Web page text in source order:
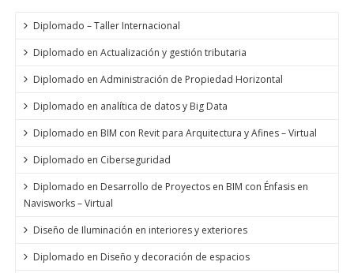
Diplomado – Taller Internacional
Diplomado en Actualización y gestión tributaria
Diplomado en Administración de Propiedad Horizontal
Diplomado en analítica de datos y Big Data
Diplomado en BIM con Revit para Arquitectura y Afines – Virtual
Diplomado en Ciberseguridad
Diplomado en Desarrollo de Proyectos en BIM con Énfasis en
Navisworks – Virtual
Diseño de Iluminación en interiores y exteriores
Diplomado en Diseño y decoración de espacios